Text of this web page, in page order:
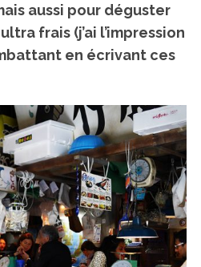
aussi pour déguster
frais (j’ai l’impression
en écrivant ces